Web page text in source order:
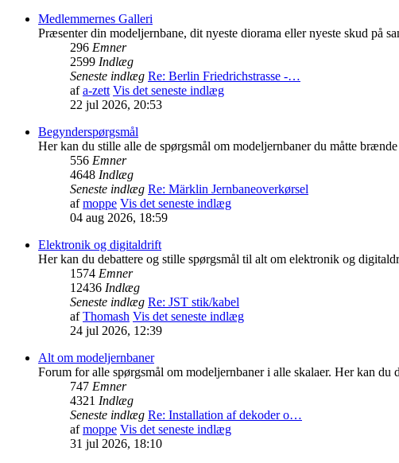
Medlemmernes Galleri
Præsenter din modeljernbane, dit nyeste diorama eller nyeste skud på
296 Emner
2599 Indlæg
Seneste indlæg Re: Berlin Friedrichstrasse -…
afa-zett Vis det seneste indlæg
22 jul 2026, 20:53
Begynderspørgsmål
Her kan du stille alle de spørgsmål om modeljernbaner du måtte
556 Emner
4648 Indlæg
Seneste indlæg Re: Märklin Jernbaneoverkørsel
afmoppe Vis det seneste indlæg
04 aug 2026, 18:59
Elektronik og digitaldrift
Her kan du debattere og stille spørgsmål til alt om elektronik og
1574 Emner
12436 Indlæg
Seneste indlæg Re: JST stik/kabel
afThomash Vis det seneste indlæg
24 jul 2026, 12:39
Alt om modeljernbaner
Forum for alle spørgsmål om modeljernbaner i alle skalaer. Her kan
747 Emner
4321 Indlæg
Seneste indlæg Re: Installation af dekoder o…
afmoppe Vis det seneste indlæg
31 jul 2026, 18:10